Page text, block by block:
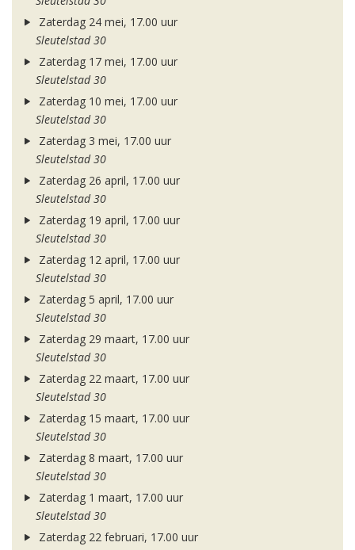
Zaterdag 24 mei, 17.00 uur
Sleutelstad 30
Zaterdag 17 mei, 17.00 uur
Sleutelstad 30
Zaterdag 10 mei, 17.00 uur
Sleutelstad 30
Zaterdag 3 mei, 17.00 uur
Sleutelstad 30
Zaterdag 26 april, 17.00 uur
Sleutelstad 30
Zaterdag 19 april, 17.00 uur
Sleutelstad 30
Zaterdag 12 april, 17.00 uur
Sleutelstad 30
Zaterdag 5 april, 17.00 uur
Sleutelstad 30
Zaterdag 29 maart, 17.00 uur
Sleutelstad 30
Zaterdag 22 maart, 17.00 uur
Sleutelstad 30
Zaterdag 15 maart, 17.00 uur
Sleutelstad 30
Zaterdag 8 maart, 17.00 uur
Sleutelstad 30
Zaterdag 1 maart, 17.00 uur
Sleutelstad 30
Zaterdag 22 februari, 17.00 uur